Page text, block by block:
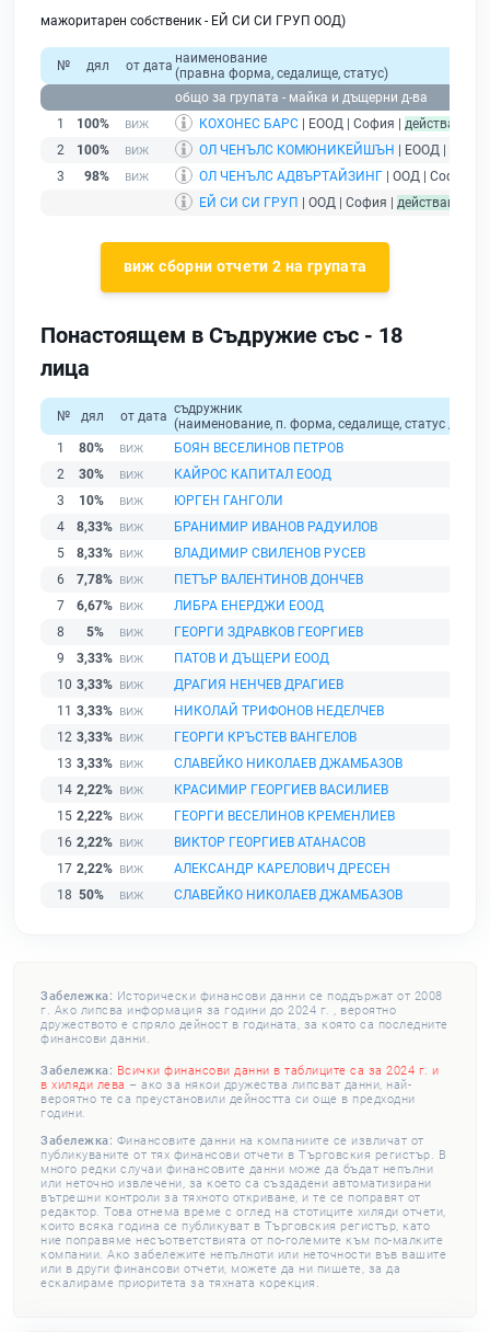
мажоритарен собственик - ЕЙ СИ СИ ГРУП ООД)
№ дял от дата наименование
(правна форма, седалище, статус)
общо за групата - майка и дъщерни д-ва
1
100% КОХОНЕС БАРС | ЕООД | София | действащ
2
100% ОЛ ЧЕНЪЛС КОМЮНИКЕЙШЪН
| ЕООД |
3
98% ОЛ ЧЕНЪЛС АДВЪРТАЙЗИНГ | ООД | София |
ЕЙ СИ СИ ГРУП
| ООД | София | действащ
виж сборни отчети 2 на групата
Понастоящем в Съдружие със - 18
лица
№ дял от дата съдружник
(наименование, п. форма, седалище, статус /
1
80%
БОЯН ВЕСЕЛИНОВ ПЕТРОВ
2
30%
КАЙРОС КАПИТАЛ ЕООД
3
10%
ЮРГЕН ГАНГОЛИ
4
8,33%
БРАНИМИР ИВАНОВ РАДУИЛОВ
5
8,33%
ВЛАДИМИР СВИЛЕНОВ РУСЕВ
6
7,78%
ПЕТЪР ВАЛЕНТИНОВ ДОНЧЕВ
7
6,67%
ЛИБРА ЕНЕРДЖИ ЕООД
8
5%
ГЕОРГИ ЗДРАВКОВ ГЕОРГИЕВ
9
3,33%
ПАТОВ И ДЪЩЕРИ ЕООД
10 3,33%
ДРАГИЯ НЕНЧЕВ ДРАГИЕВ
11 3,33%
НИКОЛАЙ ТРИФОНОВ НЕДЕЛЧЕВ
12 3,33%
ГЕОРГИ КРЪСТЕВ ВАНГЕЛОВ
13 3,33%
СЛАВЕЙКО НИКОЛАЕВ ДЖАМБАЗОВ
14 2,22%
КРАСИМИР ГЕОРГИЕВ ВАСИЛИЕВ
15 2,22%
ГЕОРГИ ВЕСЕЛИНОВ КРЕМЕНЛИЕВ
16 2,22%
ВИКТОР ГЕОРГИЕВ АТАНАСОВ
17 2,22%
АЛЕКСАНДР КАРЕЛОВИЧ ДРЕСЕН
18 50% СЛАВЕЙКО НИКОЛАЕВ ДЖАМБАЗОВ
Забележка: Исторически финансови данни се поддържат от 2008
г. Ако липсва информация за години до 2024 г. , вероятно
дружеството е спряло дейност в годината, за която са последните
финансови данни.
Забележка: Всички финансови данни в таблиците са за 2024 г. и
в хиляди лева – ако за някои дружества липсват данни, най-
вероятно те са преустановили дейността си още в предходни
години.
Забележка: Финансовите данни на компаниите се извличат от
публикуваните от тях финансови отчети в Търговския регистър. В
много редки случаи финансовите данни може да бъдат непълни
или неточно извлечени, за което са създадени автоматизирани
вътрешни контроли за тяхното откриване, и те се поправят от
редактор. Това отнема време с оглед на стотиците хиляди отчети,
които всяка година се публикуват в Търговския регистър, като
ние поправяме несъответствията от по-големите към по-малките
компании. Ако забележите непълноти или неточности във вашите
или в други финансови отчети, можете да ни пишете, за да
ескалираме приоритета за тяхната корекция.